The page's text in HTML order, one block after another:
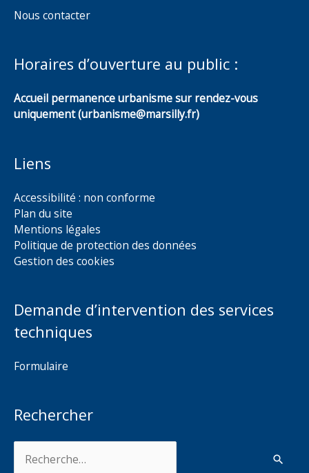
Nous contacter
Horaires d’ouverture au public :
Accueil permanence urbanisme sur rendez-vous
uniquement (urbanisme@marsilly.fr)
Liens
Accessibilité : non conforme
Plan du site
Mentions légales
Politique de protection des données
Gestion des cookies
Demande d’intervention des services
techniques
Formulaire
Rechercher